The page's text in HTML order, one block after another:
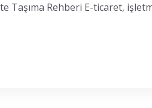
Taşıma Rehberi E-ticaret,